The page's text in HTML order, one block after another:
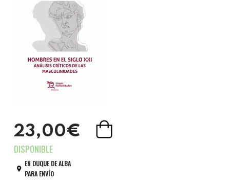
23,00€
EN DUQUE DE ALBA
PARA ENVÍO